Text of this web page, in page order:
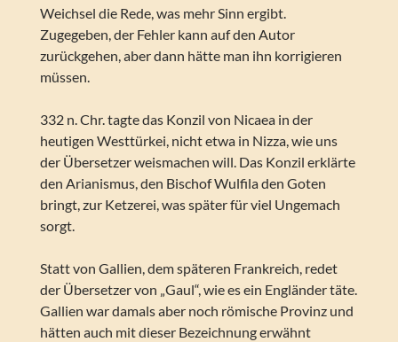
Weichsel die Rede, was mehr Sinn ergibt.
Zugegeben, der Fehler kann auf den Autor
zurückgehen, aber dann hätte man ihn korrigieren
müssen.
332 n. Chr. tagte das Konzil von Nicaea in der
heutigen Westtürkei, nicht etwa in Nizza, wie uns
der Übersetzer weismachen will. Das Konzil erklärte
den Arianismus, den Bischof Wulfila den Goten
bringt, zur Ketzerei, was später für viel Ungemach
sorgt.
Statt von Gallien, dem späteren Frankreich, redet
der Übersetzer von „Gaul“, wie es ein Engländer täte.
Gallien war damals aber noch römische Provinz und
hätten auch mit dieser Bezeichnung erwähnt